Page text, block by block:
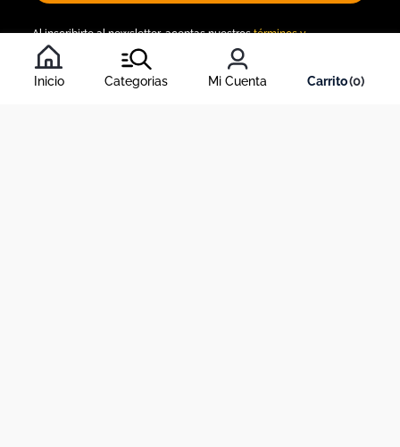
Inicio Categorias Mi Cuenta 0
Al inscribirte al newsletter, aceptas nuestrostérminos y
condiciones
, y nuestra política de tratamiento de información